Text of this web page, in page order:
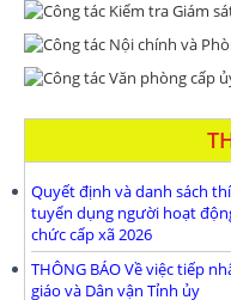
Quyết định và danh sách
tuyển dụng người hoạt
chức cấp xã 2026
THÔNG BÁO Về việc tiếp
giáo và Dân vận Tỉnh ủy